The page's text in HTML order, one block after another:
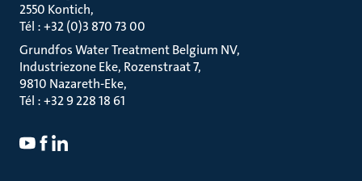
2550 Kontich
Tél : +32 (0)3 870 73 00
Grundfos Water Treatment Belgium NV
Industriezone Eke, Rozenstraat 7
9810 Nazareth-Eke
Tél : +32 9 228 18 61